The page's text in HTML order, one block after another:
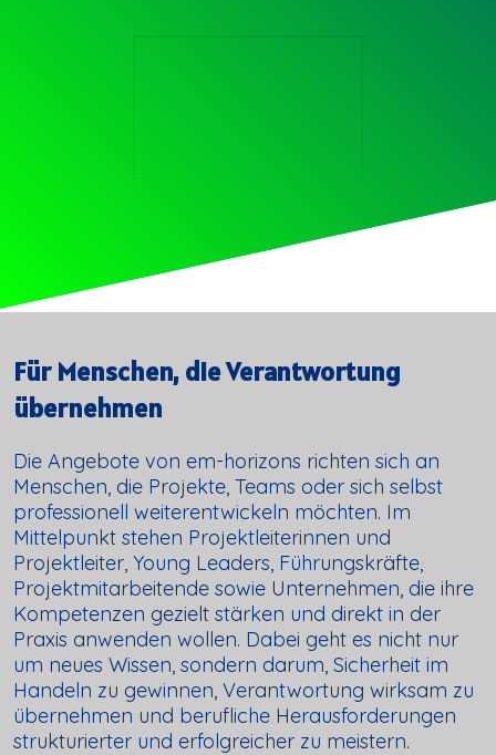
Für Menschen, die Verantwortung
übernehmen
Die Angebote von em-horizons richten sich an
Menschen, die Projekte, Teams oder sich selbst
professionell weiterentwickeln möchten. Im
Mittelpunkt stehen Projektleiterinnen und
Projektleiter, Young Leaders, Führungskräfte,
Projektmitarbeitende sowie Unternehmen, die ihre
Kompetenzen gezielt stärken und direkt in der
Praxis anwenden wollen. Dabei geht es nicht nur
um neues Wissen, sondern darum, Sicherheit im
Handeln zu gewinnen, Verantwortung wirksam zu
übernehmen und berufliche Herausforderungen
strukturierter und erfolgreicher zu meistern.